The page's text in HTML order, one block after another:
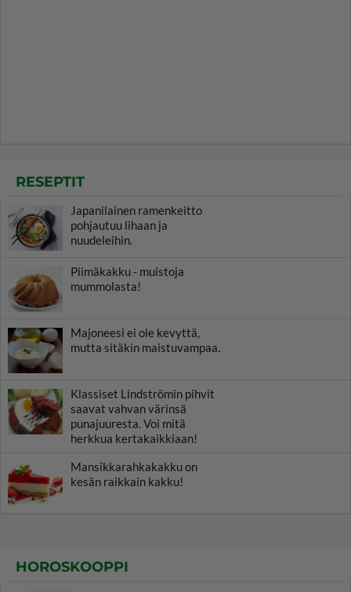
RESEPTIT
Japanilainen ramenkeitto
pohjautuu lihaan ja
nuudeleihin.
Piimäkakku - muistoja
mummolasta!
Majoneesi ei ole kevyttä,
mutta sitäkin maistuvampaa.
Klassiset Lindströmin pihvit
saavat vahvan värinsä
punajuuresta. Voi mitä
herkkua kertakaikkiaan!
Mansikkarahkakakku on
kesän raikkain kakku!
HOROSKOOPPI